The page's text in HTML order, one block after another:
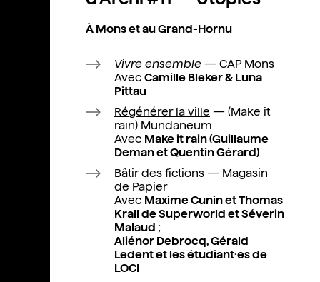
À Mons et au Grand-Hornu
Vivre ensemble — CAP Mons
Avec Camille Bleker & Luna
Pittau
Régénérer la ville — (Make it
rain) Mundaneum
Avec Make it rain (Guillaume
Deman et Quentin Gérard)
Bâtir des fictions — Magasin
de Papier
Avec Maxime Cunin et Thomas
Krall de Superworld et Séverin
Malaud ;
Aliénor Debrocq, Gérald
Ledent et les étudiant·es de
LOCI